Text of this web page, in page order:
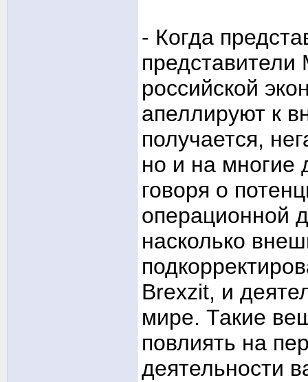
- Когда
российской
апеллируют к
получается,
но и на многие
говоря о
операционной
насколько
Brexzit, и
мире. Такие
повлиять на
деятельности